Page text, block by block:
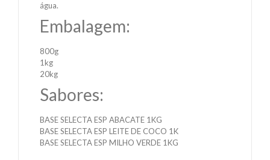
água.
Embalagem:
800g
1kg
20kg
Sabores:
BASE SELECTA ESP ABACATE 1KG
BASE SELECTA ESP LEITE DE COCO 1K
BASE SELECTA ESP MILHO VERDE 1KG